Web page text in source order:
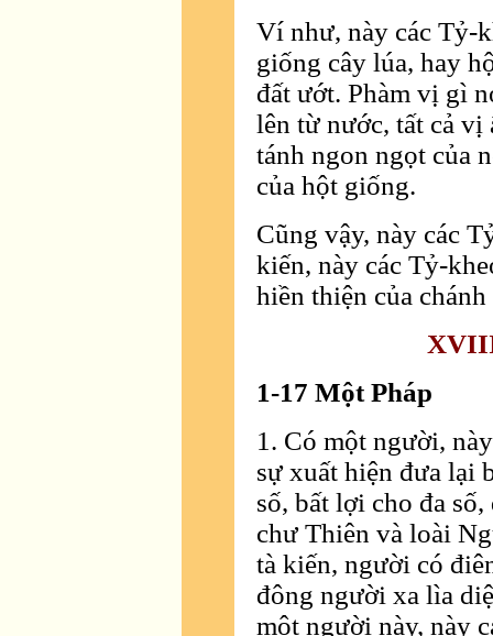
Ví như, này các Tỷ-
giống cây lúa, hay
đất ướt. Phàm vị gì
lên từ nước, tất cả vị
tánh ngon ngọt của
của hột giống.
Cũng vậy, này các
kiến, này các Tỷ-
hiền thiện của
1-17 Một Pháp
1. Có một người,
sự xuất hiện đưa lại
số, bất lợi cho đa
chư Thiên và loài
tà kiến, người có
đông người xa lìa
một người này, này